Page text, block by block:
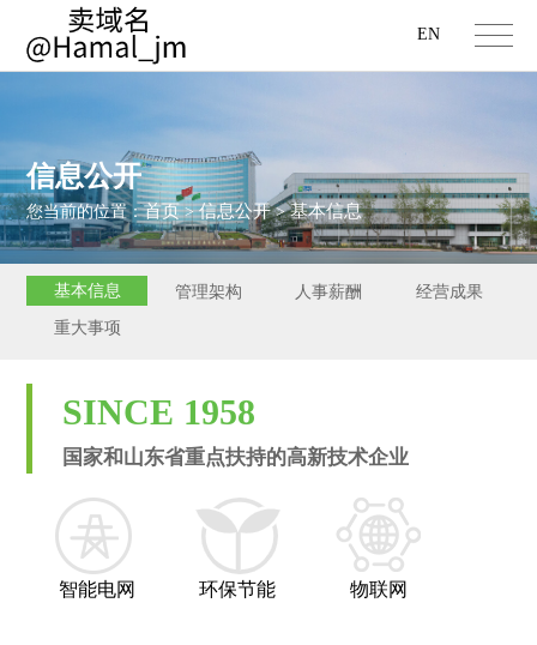
EN
信息公开
您当前的位置：首页>信息公开>基本信息
基本信息 管理架构 人事薪酬
经营成果
重大事项
SINCE 1958
国家和山东省重点扶持的高新技术企业
智能电网 环保节能 物联网